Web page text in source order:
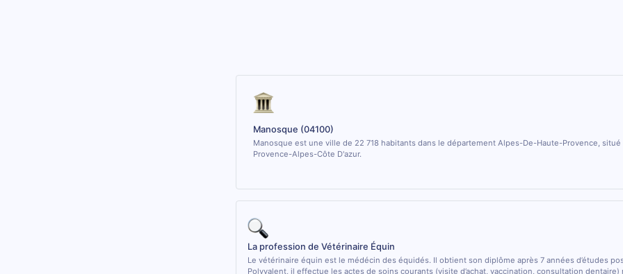
Manosque (04100)
Manosque est une ville de 22 718 habitants dans le département Alpes-De-Haute-Provence, situé
Provence-Alpes-Côte D'azur.
La profession de Vétérinaire Équin
Le vétérinaire équin est le médécin des équidés. Il obtient son diplôme après 7 années d’études
Polyvalent, il effectue les actes de soins courants (visite d’achat, vaccination, consultation dentaire)